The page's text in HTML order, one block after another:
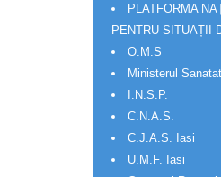
PLATFORMA
PENTRU SITUAȚII
O.M.S
Ministerul
I.N.S.P.
C.N.A.S.
C.J.A.S. Iasi
U.M.F. Iasi